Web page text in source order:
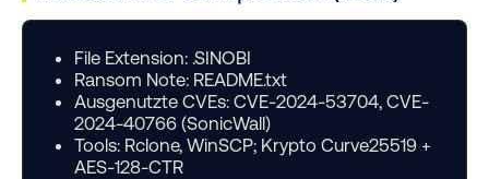
File Extension:.SINOBI
Ransom Note:README.txt
Ausgenutzte CVEs:CVE-2024-53704, CVE-
2024-40766 (SonicWall)
Tools:Rclone, WinSCP; Krypto Curve25519 +
AES-128-CTR